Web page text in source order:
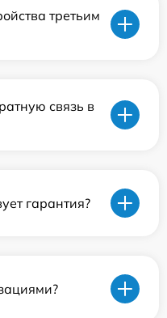
третьим
связь в
гарантия?